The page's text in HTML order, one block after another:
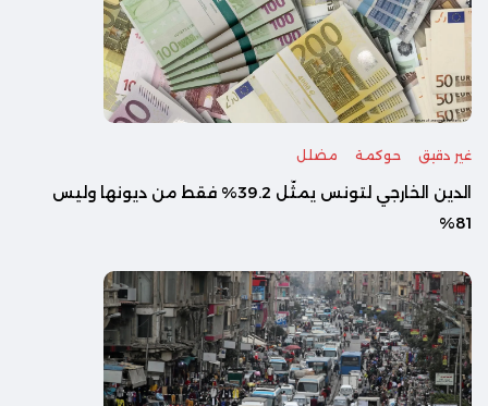
غير دقيق حوكمة مضلل
الدين الخارجي لتونس يمثّل 39.2% فقط من ديونها وليس
81%